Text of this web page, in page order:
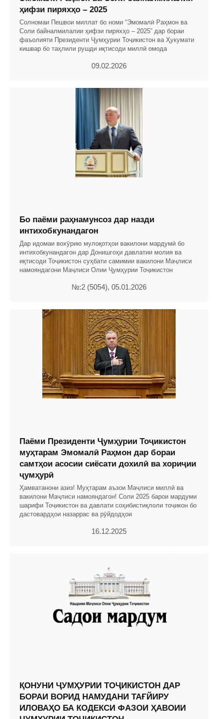
ҳифзи пиряхҳо – 2025
Солномаи Пешвои миллат бо номи “Эмомалӣ Раҳмон ва
Соли байналмилалии ҳифзи пиряхҳо – 2025” дар бораи
фаъолияти Президенти Ҷумҳурии Тоҷикистон ва Ҳукумати
кишвар бо таҳлили рушди иқтисоди миллӣ омода
09.02.2026
Бо паёми раҳнамунсоз дар назди
интихобкунандагон
Дар идомаи вохӯрию мулоқотҳои вакилони мардумӣ бо
интихобкунандагон дар Донишгоҳи давлатии молия ва
иқтисоди Тоҷикистон суҳбати самимии вакилони Маҷлиси
намояндагони Маҷлиси Олии Ҷумҳурии Тоҷикистон
№:2 (5054), 05.01.2026
Паёми Президенти Ҷумҳурии Тоҷикистон
муҳтарам Эмомалӣ Раҳмон дар бораи
самтҳои асосии сиёсати дохилӣ ва хориҷии
ҷумҳурӣ
Ҳамватанони азиз! Муҳтарам аъзои Маҷлиси миллӣ ва
вакилони Маҷлиси намояндагон! Соли 2025 барои мардуми
шарифи Тоҷикистон ва давлати соҳибистиқлоли тоҷикон бо
дастовардҳои назаррас ва рӯйдодҳои
16.12.2025
ҚОНУНИ ҶУМҲУРИИ ТОҶИКИСТОН ДАР
БОРАИ ВОРИД НАМУДАНИ ТАҒЙИРУ
ИЛОВАҲО БА КОДЕКСИ ФАЗОИ ҲАВОИИ